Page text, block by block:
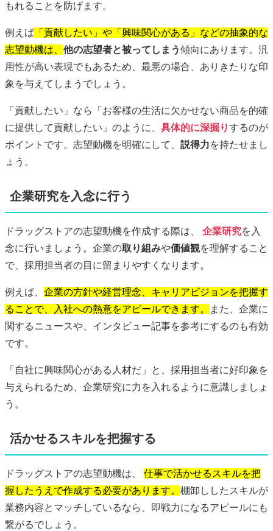
もれることを防げます。
例えば 「貢献したい」や「興味関心がある」などの抽象的な
志望動機は、 他の志望者と被ってしまう傾向にあります。汎
用性が高い表現でもあるため、最悪の場合、ありきたりな印
象を与えてしまうでしょう。
「貢献したい」なら「お客様の生活に欠かせない商品を的確
に提供して貢献したい」のように、 具体的に深掘りするのが
ポイントです。志望動機を明確にして、 説得力を持たせまし
ょう。
企業研究を入念に行う
ドラッグストアの志望動機を作成する際は、 企業研究を入
念に行いましょう。企業の取り組みや価値観を理解すること
で、採用担当者の目に留まりやすくなります。
例えば、 企業の方針や経営理念、キャリアビジョンを把握す
ることで、入社への熱意をアピールできます。
また、企業に
関するニュースや、インタビュー記事を参考にするのも有効
です。
「自社に興味関心がある人材だ」と、採用担当者に好印象を
与えられるため、企業研究に力を入れるように意識しましょ
う。
活かせるスキルを把握する
ドラッグストアの志望動機は、 仕事で活かせるスキルを把
握したうえで作成する必要があります。 棚卸ししたスキルが
業務内容とマッチしているなら、即戦力になるアピールにも
繋がるでしょう。